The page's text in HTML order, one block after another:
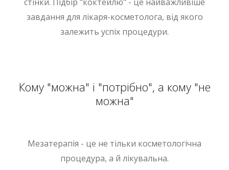
завдання для лікаря-косметолога, від якого
залежить успіх процедури.
Кому "можна" і "потрібно", а кому "не
можна"
Мезатерапія - це не тільки косметологічна
процедура, а й лікувальна.